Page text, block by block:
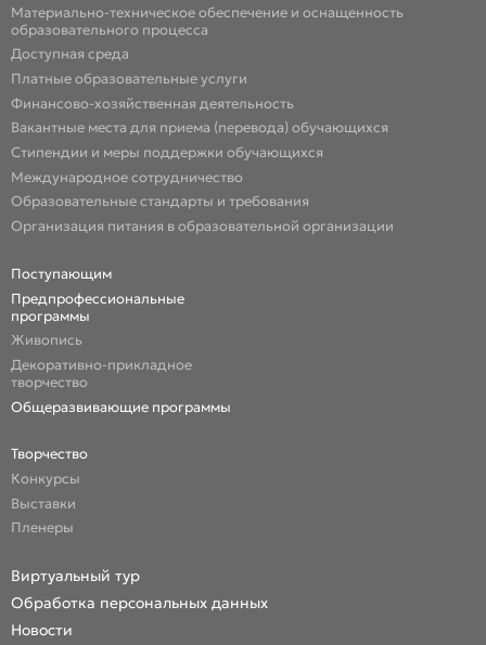
Материально-техническое обеспечение и оснащенность
образовательного процесса
Доступная среда
Платные образовательные услуги
Финансово-хозяйственная деятельность
Вакантные места для приема (перевода) обучающихся
Стипендии и меры поддержки обучающихся
Международное сотрудничество
Образовательные стандарты и требования
Организация питания в образовательной организации
Поступающим
Предпрофессиональные
программы
Живопись
Декоративно-прикладное
творчество
Общеразвивающие программы
Творчество
Конкурсы
Выставки
Пленеры
Виртуальный тур
Обработка персональных данных
Новости